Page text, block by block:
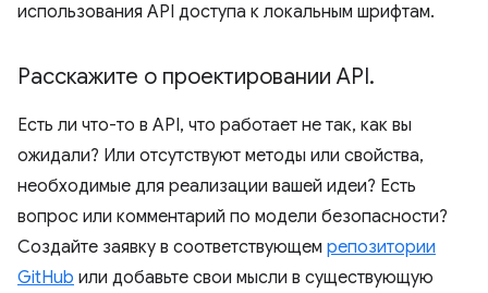
использования API доступа к локальным шрифтам.
Расскажите о проектировании API.
Есть ли что-то в API, что работает не так, как вы
ожидали? Или отсутствуют методы или свойства,
необходимые для реализации вашей идеи? Есть
вопрос или комментарий по модели безопасности?
Создайте заявку в соответствующем репозитории
GitHub или добавьте свои мысли в существующую